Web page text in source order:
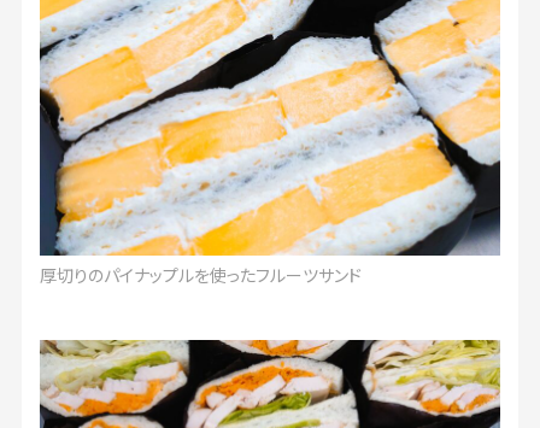
厚切りのパイナップルを使ったフルーツサンド